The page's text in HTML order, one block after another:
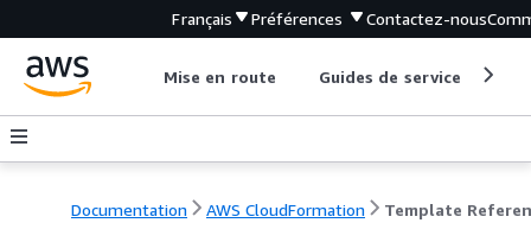
Français Préférences Contactez-nous
Mise en route Guides de service
Documentation AWS CloudFormation Template